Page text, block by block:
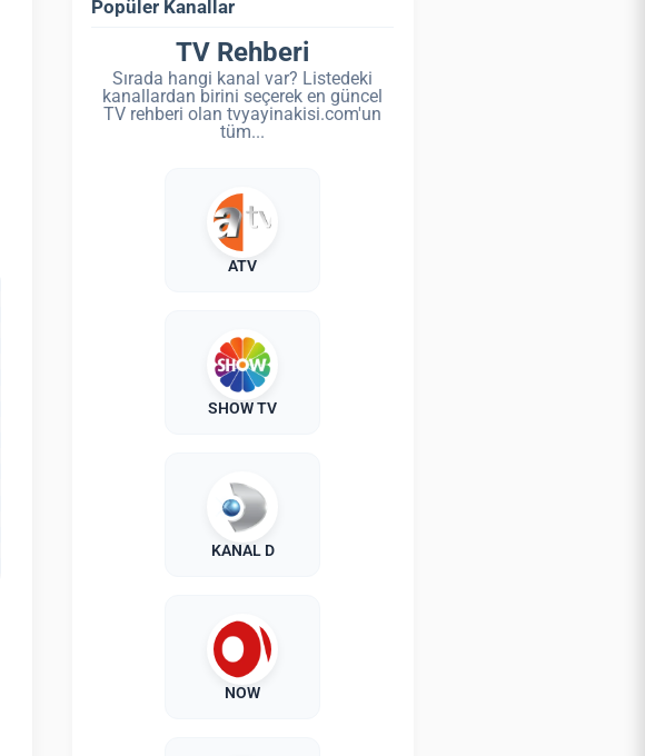
Popüler Kanallar
TV Rehberi
Sırada hangi kanal var? Listedeki
kanallardan birini seçerek en güncel
TV rehberi olan tvyayinakisi.com'un
tüm...
ATV
SHOW TV
KANAL D
NOW